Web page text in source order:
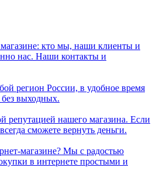
кто мы, наши клиенты и
нас. Наши контакты и
регион России, в удобное время
без выходных.
репутацией нашего магазина. Если
сможете вернуть деньги.
магазине? Мы с радостью
в интернете простыми и